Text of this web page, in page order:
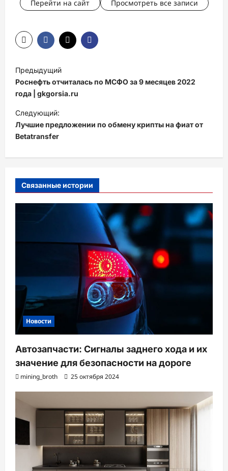
Перейти на сайт Просмотреть все записи
Н
а
в
и
г
а
ц
я
з
и
Предыдущий
Роснефть отчиталась по МСФО за 9 месяцев 2022
года | gkgorsia.ru
Следующий:
Лучшие предложении по обмену крипты на фиат от
Betatransfer
Связанные истории
Новости
Автозапчасти: Сигналы заднего хода и их
значение для безопасности на дороге
mining_broth 25 октября 2024